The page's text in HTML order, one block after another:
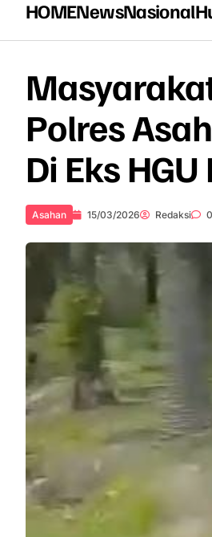
HOMENewsNasional
Polres
Di Eks HGU
Asahan 15/03/2026 Redaksi 0